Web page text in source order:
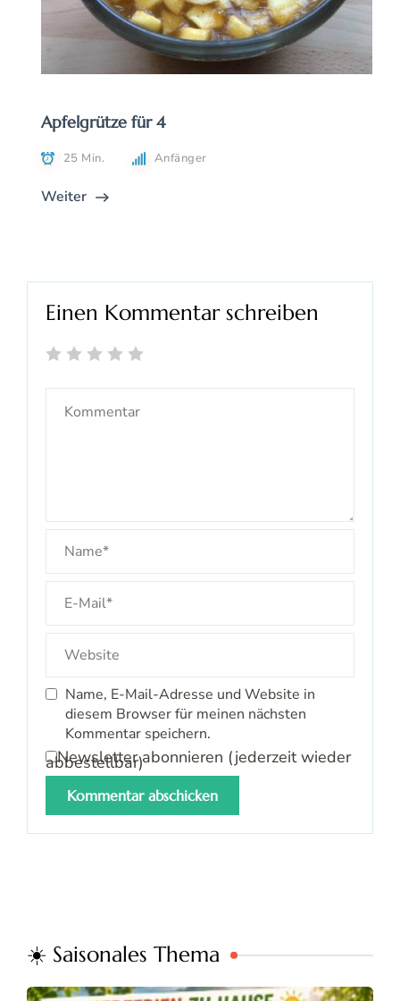
Apfelgrütze für 4
25 Min. Anfänger
Weiter
Einen Kommentar schreiben
Name, E-Mail-Adresse und Website in
diesem Browser für meinen nächsten
Kommentar speichern.
Newsletter abonnieren (jederzeit wieder
abbestellbar)
☀️ Saisonales Thema